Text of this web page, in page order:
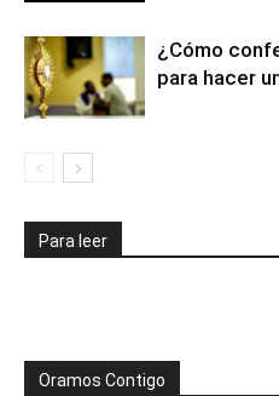
¿Cómo
para hacer
Para leer
Oramos Contigo